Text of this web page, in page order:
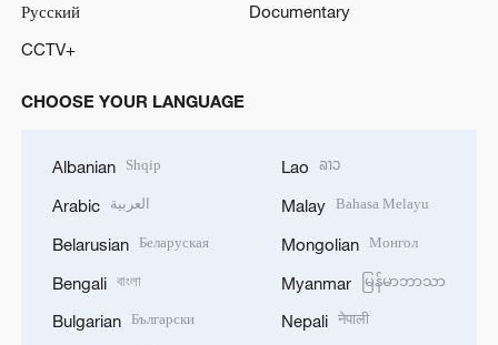
Русский
Documentary
CCTV+
CHOOSE YOUR LANGUAGE
Albanian Shqip
Arabic العربية
Belarusian Беларуская
Bengali বাংলা
Bulgarian Български
Lao ລາວ
Malay Bahasa Melayu
Mongolian Монгол
Myanmar မြန်မာဘာသာ
Nepali नेपाली